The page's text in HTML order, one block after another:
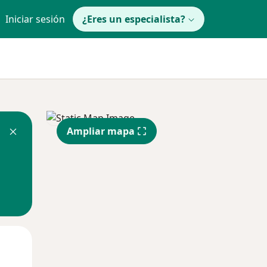
Iniciar sesión ¿Eres un especialista?
Ampliar mapa